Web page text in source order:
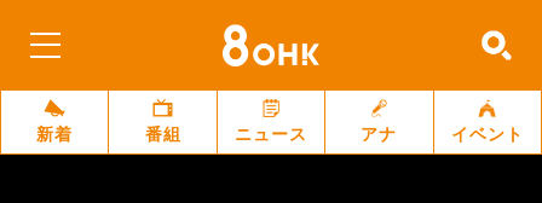
新着 番組 ニュース アナ イベント